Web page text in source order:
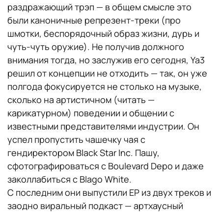
раздражающий трэп — в общем смысле это
были каноничные репрезент-треки (про
шмотки, беспорядочный образ жизни, дурь и
чуть-чуть оружие). Не получив должного
внимания тогда, но заслужив его сегодня, Ya3
решил от концепции не отходить — так, он уже
полгода фокусируется не столько на музыке,
сколько на артистичном (читать —
карикатурном) поведении и общении с
известными представителями индустрии. Он
успел пропустить чашечку чая с
гендиректором Black Star Inc. Пашу,
сфотографироваться с Boulevard Depo и даже
заколлабиться с Blago White.
С последним они выпустили EP из двух треков и
заодно виральный подкаст — артхаусный